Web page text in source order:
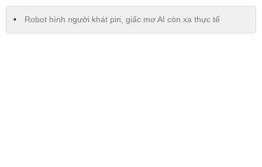
Robot hình người khát pin, giấc mơ AI còn xa thực tế